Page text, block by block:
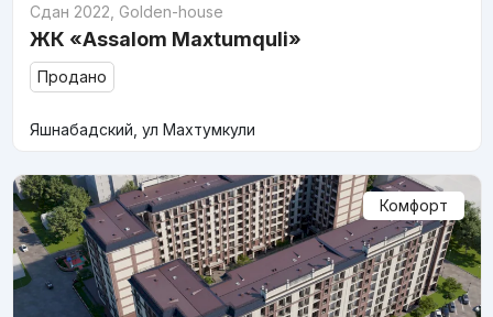
Сдан 2022 Golden-house
ЖК «Assalom Maxtumquli»
Продано
Яшнабадский, ул Махтумкули
Комфорт